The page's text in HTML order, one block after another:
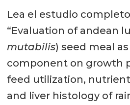
Lea el estudio
“Evaluation of andean
mutabilis) seed meal
component on growth
feed utilization,
and liver histology of